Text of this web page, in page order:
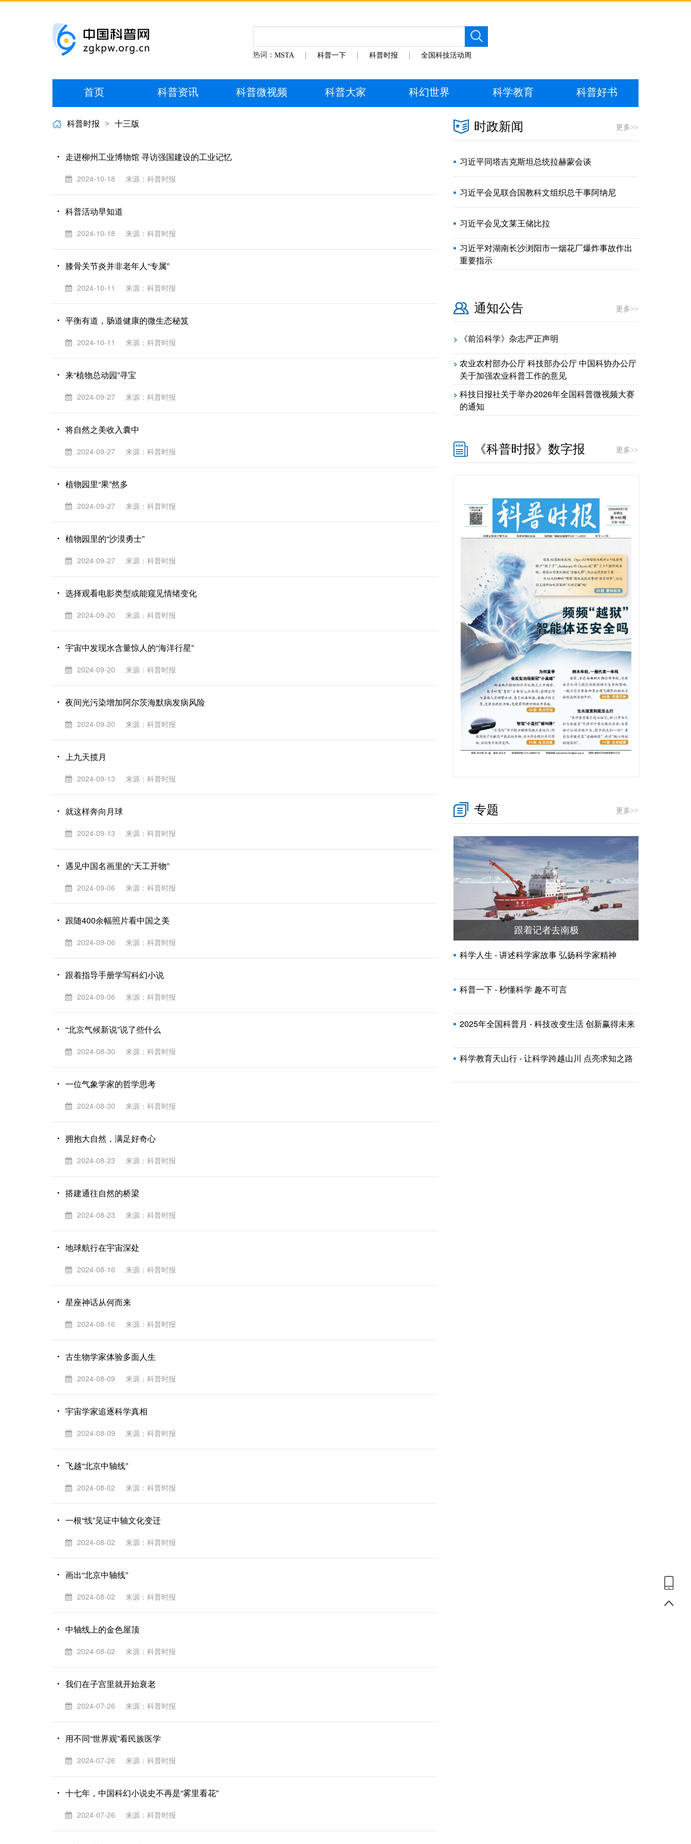
热词： MSTA 科普一下 科普时报 全国科技活动周
首页 科普资讯 科普微视频 科普大家 科幻世界 科学教育 科普好书
科普时报 > 十三版
走进柳州工业博物馆 寻访强国建设的工业记忆
2024-10-18 来源：科普时报
科普活动早知道
2024-10-18 来源：科普时报
膝骨关节炎并非老年人“专属”
2024-10-11 来源：科普时报
平衡有道，肠道健康的微生态秘笈
2024-10-11 来源：科普时报
来“植物总动园”寻宝
2024-09-27 来源：科普时报
将自然之美收入囊中
2024-09-27 来源：科普时报
植物园里“果”然多
2024-09-27 来源：科普时报
植物园里的“沙漠勇士”
2024-09-27 来源：科普时报
选择观看电影类型或能窥见情绪变化
2024-09-20 来源：科普时报
宇宙中发现水含量惊人的“海洋行星”
2024-09-20 来源：科普时报
夜间光污染增加阿尔茨海默病发病风险
2024-09-20 来源：科普时报
上九天揽月
2024-09-13 来源：科普时报
就这样奔向月球
2024-09-13 来源：科普时报
遇见中国名画里的“天工开物”
2024-09-06 来源：科普时报
跟随400余幅照片看中国之美
2024-09-06 来源：科普时报
跟着指导手册学写科幻小说
2024-09-06 来源：科普时报
“北京气候新说”说了些什么
2024-08-30 来源：科普时报
一位气象学家的哲学思考
2024-08-30 来源：科普时报
拥抱大自然，满足好奇心
2024-08-23 来源：科普时报
搭建通往自然的桥梁
2024-08-23 来源：科普时报
地球航行在宇宙深处
2024-08-16 来源：科普时报
星座神话从何而来
2024-08-16 来源：科普时报
古生物学家体验多面人生
2024-08-09 来源：科普时报
宇宙学家追逐科学真相
2024-08-09 来源：科普时报
飞越“北京中轴线”
2024-08-02 来源：科普时报
一根“线”见证中轴文化变迁
2024-08-02 来源：科普时报
画出“北京中轴线”
2024-08-02 来源：科普时报
中轴线上的金色屋顶
2024-08-02 来源：科普时报
我们在子宫里就开始衰老
2024-07-26 来源：科普时报
用不同“世界观”看民族医学
2024-07-26 来源：科普时报
十七年，中国科幻小说史不再是“雾里看花”
2024-07-26 来源：科普时报
时政新闻 更多>>
习近平同塔吉克斯坦总统拉赫蒙会谈
习近平会见联合国教科文组织总干事阿纳尼
习近平会见文莱王储比拉
习近平对湖南长沙浏阳市一烟花厂爆炸事故作出
重要指示
通知公告 更多>>
> 《前沿科学》杂志严正声明
> 农业农村部办公厅 科技部办公厅 中国科协办公厅
关于加强农业科普工作的意见
> 科技日报社关于举办2026年全国科普微视频大赛
的通知
《科普时报》数字报 更多>>
专题 更多>>
跟着记者去南极
科学人生 - 讲述科学家故事 弘扬科学家精神
科普一下 - 秒懂科学 趣不可言
2025年全国科普月 - 科技改变生活 创新赢得未来
科学教育天山行 - 让科学跨越山川 点亮求知之路